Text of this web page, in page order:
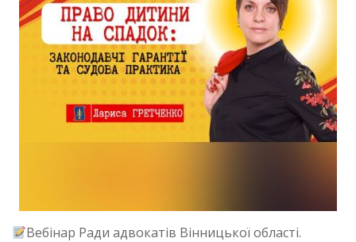
Вебінар Ради адвокатів Вінницької області.